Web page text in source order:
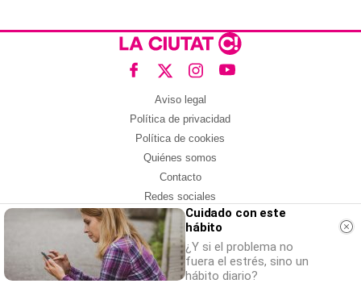
Aviso legal
Política de privacidad
Política de cookies
Quiénes somos
Contacto
Redes sociales
Con la colaboración de:
Cuidado con este
hábito
¿Y si el problema no
fuera el estrés, sino un
hábito diario?